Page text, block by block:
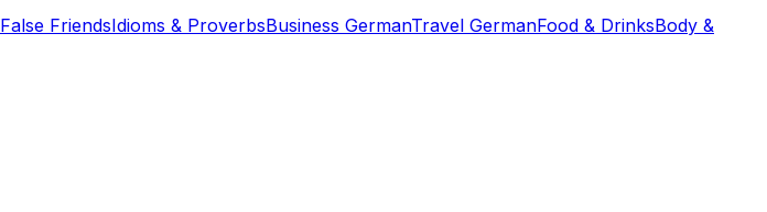
False FriendsIdioms & ProverbsBusiness GermanTravel GermanFood & DrinksBody &